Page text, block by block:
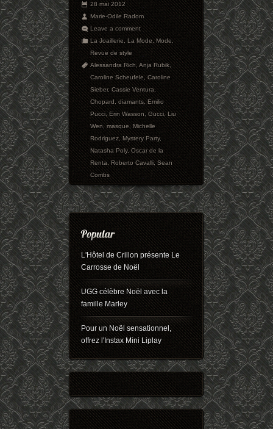
28 mai 2012
Marie-Odile Radom
Leave a comment
La Joaillerie,La Mode,Mode,
Revue de style
Alessandra Rich,Anja Rubik,
Caroline Scheufele,Caroline
Sieber,Cassie Ventura,
Chopard,diamants,Emilio
Pucci,Erin Wasson,Gucci,Liu
Wen,masque,Michelle
Rodriguez,Mystery Party,
Natasha Poly,Oscar de la
Renta,Roberto Cavalli,Sean
Combs
L'Hôtel de Crillon présente Le
Carrosse de Noël
UGG célèbre Noël avec la
famille Marley
Pour un Noël sensationnel,
offrez l'Instax Mini Liplay